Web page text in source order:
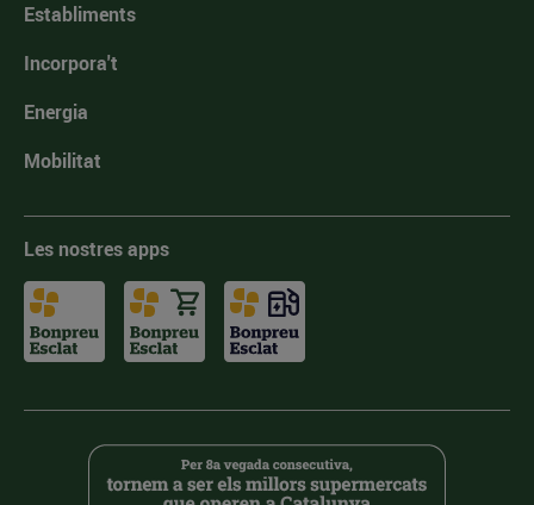
Establiments
Incorpora't
Energia
Mobilitat
Les nostres apps